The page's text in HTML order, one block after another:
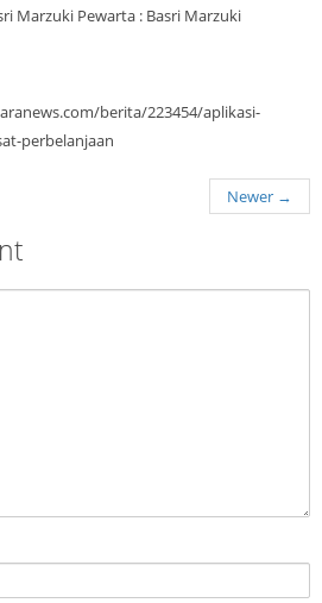
Marzuki Pewarta : Basri Marzuki
berita/223454/aplikasi-
perbelanjaan
Newer →